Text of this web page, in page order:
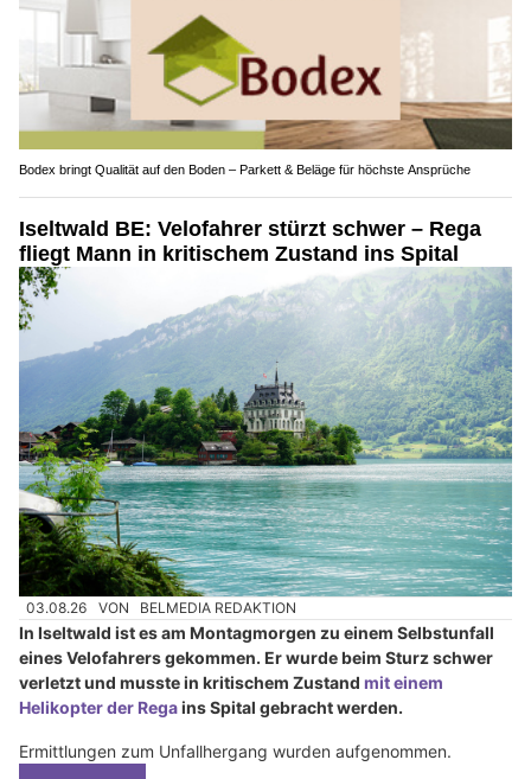
Bodex bringt Qualität auf den Boden – Parkett & Beläge für höchste Ansprüche
Iseltwald BE: Velofahrer stürzt schwer – Rega
fliegt Mann in kritischem Zustand ins Spital
03.08.26 VON BELMEDIA REDAKTION
In Iseltwald ist es am Montagmorgen zu einem Selbstunfall
eines Velofahrers gekommen. Er wurde beim Sturz schwer
verletzt und musste in kritischem Zustand mit einem
Helikopter der Regains Spital gebracht werden.
Ermittlungen zum Unfallhergang wurden aufgenommen.